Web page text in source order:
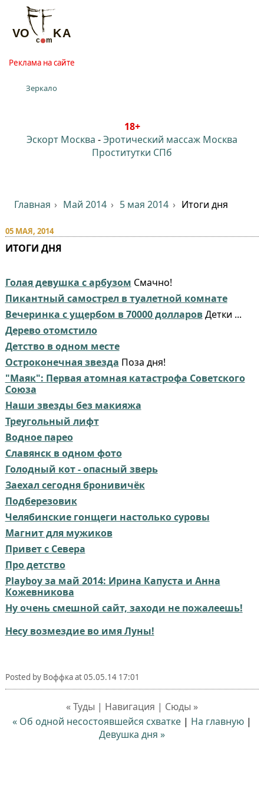
Реклама на сайте
Зеркало
18+
Эскорт Москва -Эротический массаж Москва
Проститутки СПб
Главная Май 2014 5 мая 2014 Итоги дня
05 МАЯ, 2014
ИТОГИ ДНЯ
Голая девушка с арбузом Смачно!
Пикантный самострел в туалетной комнате
Вечеринка с ущербом в 70000 долларовДетки ...
Дерево отомстило
Детство в одном месте
Остроконечная звезда Поза дня!
"Маяк": Первая атомная катастрофа Советского
Союза
Наши звезды без макияжа
Треугольный лифт
Водное парео
Славянск в одном фото
Голодный кот - опасный зверь
Заехал сегодня бронивичёк
Подберезовик
Челябинские гонщеги настолько суровы
Магнит для мужиков
Привет с Севера
Про детство
Playboy за май 2014: Ирина Капуста и Анна
Кожевникова
Ну очень смешной сайт, заходи не пожалеешь!
Несу возмездие во имя Луны!
Posted by Воффкаat05.05.14 17:01
« Туды | Навигация | Сюды »
« Об одной несостоявшейся схватке | На главную |
Девушка дня »